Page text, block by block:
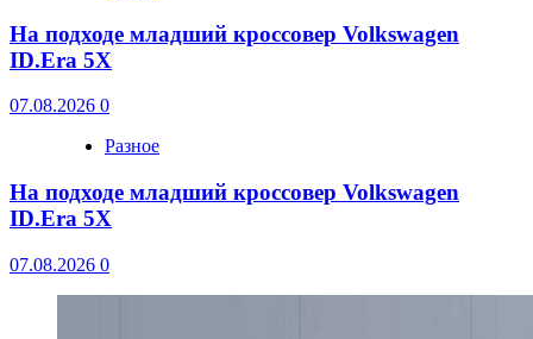
На подходе младший кроссовер Volkswagen
ID.Era 5X
07.08.2026 0
Разное
На подходе младший кроссовер Volkswagen
ID.Era 5X
07.08.2026 0